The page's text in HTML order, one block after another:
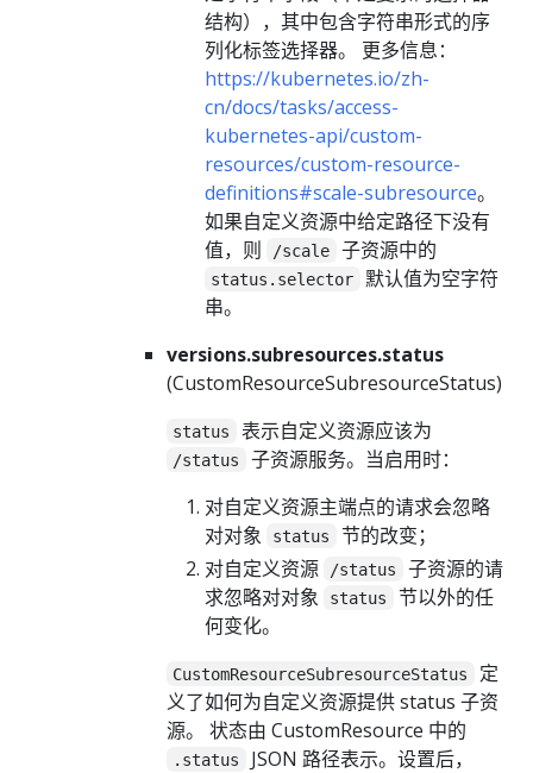
结构），其中包含字符串形式的序
列化标签选择器。 更多信息：
https://kubernetes.io/zh-
cn/docs/tasks/access-
kubernetes-api/custom-
resources/custom-resource-
definitions#scale-subresource。
如果自定义资源中给定路径下没有
值，则
/scale 子资源中的
status.selector
默认值为空字符
串。
versions.subresources.status
(CustomResourceSubresourceStatus)
status 表示自定义资源应该为
/status
子资源服务。当启用时：
对自定义资源主端点的请求会忽略
对对象
status
节的改变；
对自定义资源
/status
子资源的请
求忽略对对象
status
节以外的任
何变化。
CustomResourceSubresourceStatus
定
义了如何为自定义资源提供 status 子资
源。 状态由 CustomResource 中的
.status
JSON 路径表示。设置后，